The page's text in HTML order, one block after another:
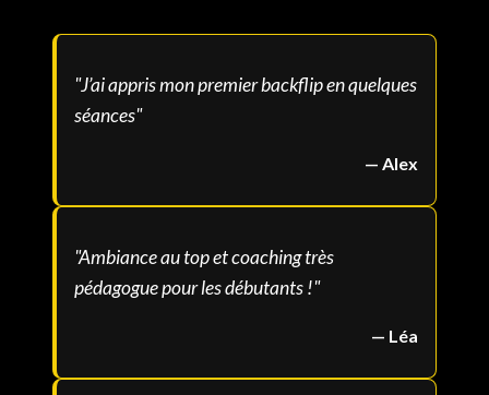
"J’ai appris mon premier backflip en quelques
séances"
— Alex
"Ambiance au top et coaching très
pédagogue pour les débutants !"
— Léa